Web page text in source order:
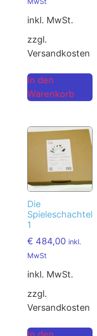
inkl. MwSt.
zzgl.
Versandkosten
In den
Warenkorb
Die
Spieleschachtel
1
€ 484,00 inkl.
MwSt
inkl. MwSt.
zzgl.
Versandkosten